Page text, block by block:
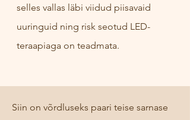
selles vallas läbi viidud piisavaid
uuringuid ning risk seotud LED-
teraapiaga on teadmata.
Siin on võrdluseks paari teise sarnase